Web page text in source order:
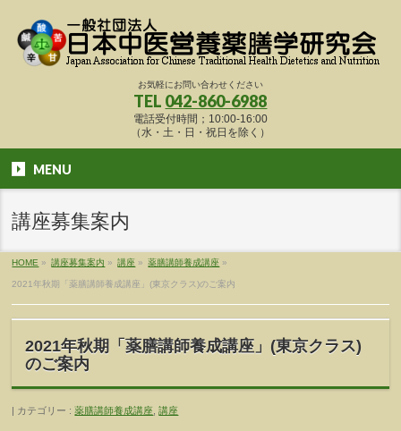
お気軽にお問い合わせください
TEL 042-860-6988
電話受付時間；10:00-16:00
（水・土・日・祝日を除く）
MENU
講座募集案内
HOME » 講座募集案内 » 講座 » 薬膳講師養成講座 »
2021年秋期「薬膳講師養成講座」(東京クラス)のご案内
2021年秋期「薬膳講師養成講座」(東京クラス)
のご案内
カテゴリー :薬膳講師養成講座 ,講座